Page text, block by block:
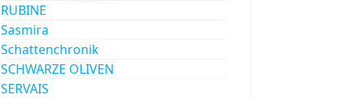
RUBINE
Sasmira
Schattenchronik
SCHWARZE OLIVEN
SERVAIS